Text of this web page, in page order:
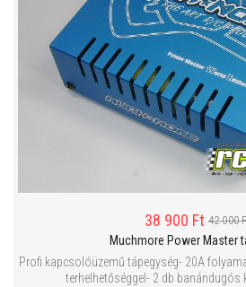
38 900 Ft 42 000
Muchmore Power Master
Profi kapcsolóüzemű tápegység- 20A
terhelhetőséggel- 2 db banándugós